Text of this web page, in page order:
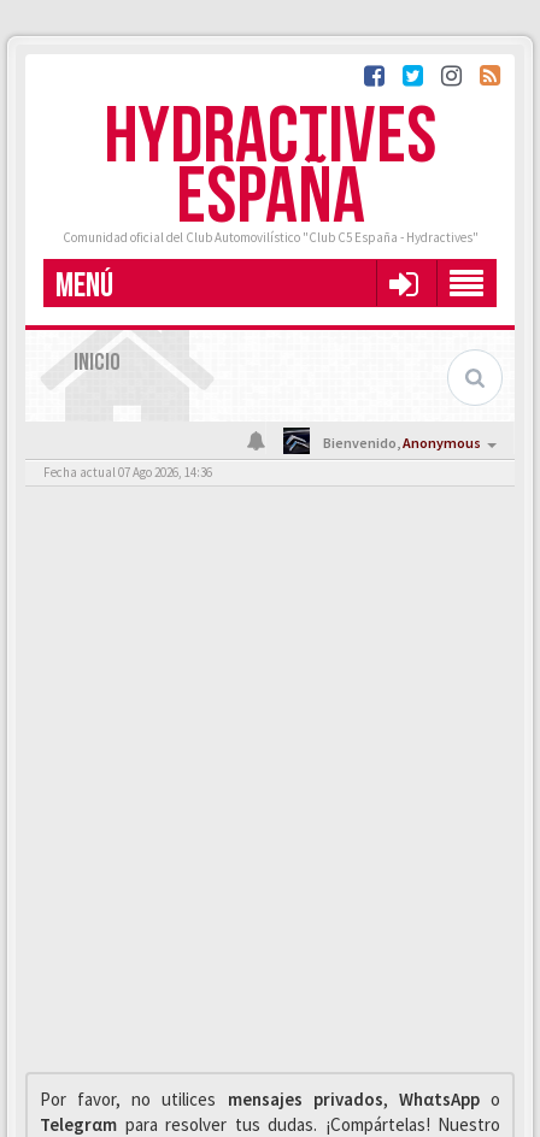
HYDRACTIVES
ESPAÑA
Comunidad oficial del Club Automovilístico "Club C5 España - Hydractives"
MENÚ
INICIO
Bienvenido,Anonymous
Fecha actual 07 Ago 2026, 14:36
Por favor, no utilices mensajes privados, WhαtsAppo
Telegrαm para resolver tus dudas. ¡Compártelas! Nuestro